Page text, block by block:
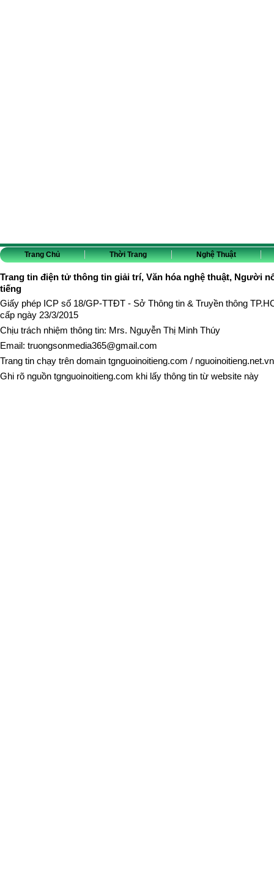
Trang Chủ Thời Trang Nghệ Thuật
Trang tin điện tử thông tin giải trí, Văn hóa nghệ thuật, Người
tiếng
Giấy phép ICP số 18/GP-TTĐT - Sở Thông tin & Truyền thông
cấp ngày 23/3/2015
Chịu trách nhiệm thông tin: Mrs. Nguyễn Thị Minh Thúy
Email: truongsonmedia365@gmail.com
Trang tin chạy trên domain tgnguoinoitieng.com / nguoinoitieng.net.vn
Ghi rõ nguồn tgnguoinoitieng.com khi lấy thông tin từ website này